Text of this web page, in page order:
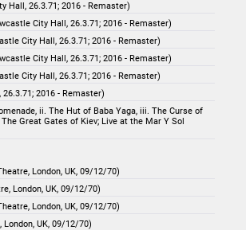
Hall, 26.3.71; 2016 - Remaster)
City Hall, 26.3.71; 2016 - Remaster)
City Hall, 26.3.71; 2016 - Remaster)
City Hall, 26.3.71; 2016 - Remaster)
City Hall, 26.3.71; 2016 - Remaster)
2016 - Remaster)
ii. The Hut of Baba Yaga, iii. The Curse of
Great Gates of Kiev; Live at the Mar Y Sol
London, UK, 09/12/70)
London, UK, 09/12/70)
London, UK, 09/12/70)
UK, 09/12/70)